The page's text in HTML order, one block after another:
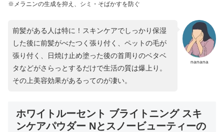
※メラニンの生成を抑え、シミ・そばかすを防ぐ
nanana
前髪がある人は特に！スキンケアでしっかり保湿
した後に前髪がべたつく張り付く、ペットの毛が
張り付く、日焼け止め塗った後の首周りのベタベ
タなどがさらっとするだけで生活の質は爆上り。
その上美容効果があるってのが凄い。
ホワイトルーセント ブライトニング スキ
ンケアパウダー Nとスノービューティーの